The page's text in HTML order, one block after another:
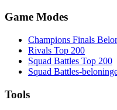
Game Modes
Champions Finals
Rivals Top 200
Squad Battles Top 200
Squad Battles-
Tools